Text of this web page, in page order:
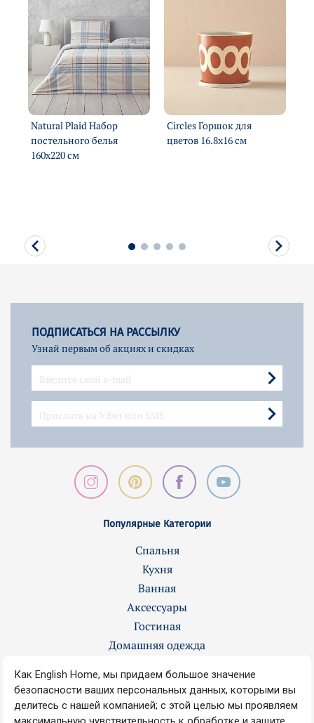
Natural Plaid Набор
постельного белья
160х220 см
Circles Горшок для
цветов 16.8х16 см
ПОДПИСАТЬСЯ НА РАССЫЛКУ
Узнай первым об акциях и скидках
Популярные Категории
Спальня
Кухня
Ванная
Аксессуары
Гостиная
Домашняя одежда
Контакты
О нас